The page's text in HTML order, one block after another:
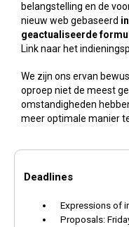
belangstelling en de
nieuw web gebaseerd
geactualiseerde
Link naar het
We zijn ons ervan
oproep niet de meest
omstandigheden
meer optimale manier
Deadlines
Expressions of
Proposals: